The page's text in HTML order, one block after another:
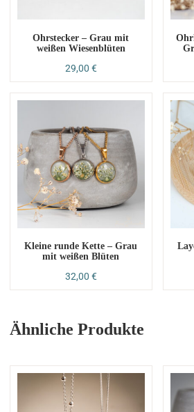
Ohrstecker – Grau mit
weißen Wiesenblüten
29,00 €
Kleine runde Kette – Grau
mit weißen Blüten
32,00 €
Ähnliche Produkte